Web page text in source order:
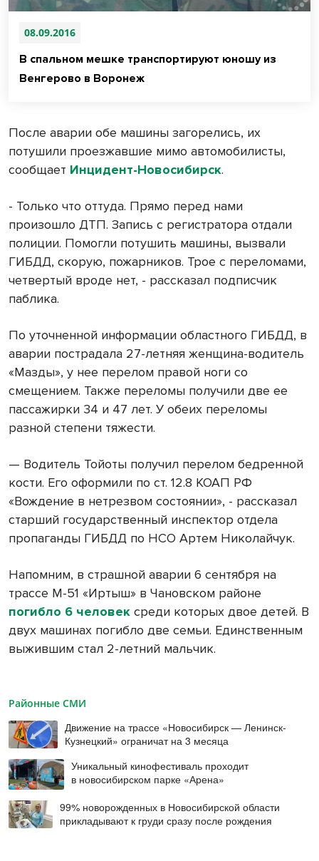
08.09.2016
В спальном мешке транспортируют юношу из
Венгерово в Воронеж
После аварии обе машины загорелись, их
потушили проезжавшие мимо автомобилисты,
сообщает Инцидент-Новосибирск.
- Только что оттуда. Прямо перед нами
произошло ДТП. Запись с регистратора отдали
полиции. Помогли потушить машины, вызвали
ГИБДД, скорую, пожарников. Трое с переломами,
четвертый вроде нет, - рассказал подписчик
паблика.
По уточненной информации областного ГИБДД, в
аварии пострадала 27-летняя женщина-водитель
«Мазды», у нее перелом правой ноги со
смещением. Также переломы получили две ее
пассажирки 34 и 47 лет. У обеих переломы
разной степени тяжести.
— Водитель Тойоты получил перелом бедренной
кости. Его оформили по ст. 12.8 КОАП РФ
«Вождение в нетрезвом состоянии», - рассказал
старший государственный инспектор отдела
пропаганды ГИБДД по НСО Артем Николайчук.
Напомним, в страшной аварии 6 сентября на
трассе М-51 «Иртыш» в Чановском районе
погибло 6 человек среди которых двое детей. В
двух машинах погибло две семьи. Единственным
выжившим стал 2-летний мальчик.
Районные СМИ
Движение на трассе «Новосибирск — Ленинск-
Кузнецкий» ограничат на 3 месяца
Уникальный кинофестиваль проходит
в новосибирском парке «Арена»
99% новорожденных в Новосибирской области
прикладывают к груди сразу после рождения